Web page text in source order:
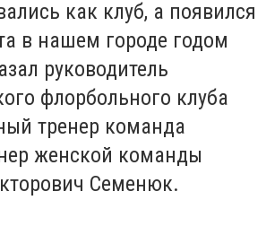
как клуб, а появился
в нашем городе годом
руководитель
флорбольного клуба
тренер команда
женской команды
Семенюк.